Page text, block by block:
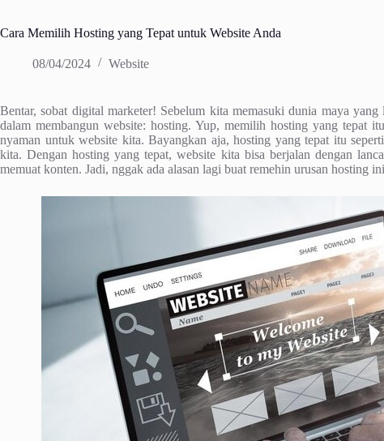
Cara Memilih Hosting yang Tepat untuk Website Anda
08/04/2024 Website
Bentar, sobat digital marketer! Sebelum kita memasuki dunia maya
dalam membangun website: hosting. Yup, memilih hosting yang tepat
nyaman untuk website kita. Bayangkan aja, hosting yang tepat itu
kita. Dengan hosting yang tepat, website kita bisa berjalan dengan
memuat konten. Jadi, nggak ada alasan lagi buat remehin urusan hosting